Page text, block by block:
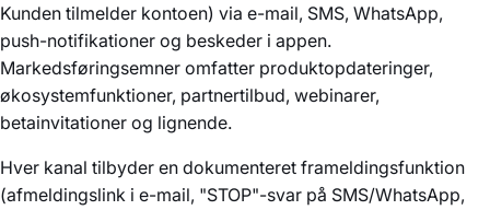
Kunden tilmelder kontoen) via e-mail, SMS, WhatsApp,
push-notifikationer og beskeder i appen.
Markedsføringsemner omfatter produktopdateringer,
økosystemfunktioner, partnertilbud, webinarer,
betainvitationer og lignende.
Hver kanal tilbyder en dokumenteret frameldingsfunktion
(afmeldingslink i e-mail, "STOP"-svar på SMS/WhatsApp,